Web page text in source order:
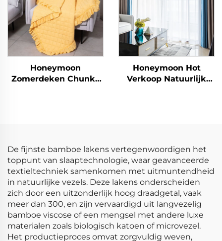
Deken Sets
Honeymoon
Zomerdeken Chunky
Honeymoon Hot
Verkoop Natuurlijk
De fijnste bamboe lakens vertegenwoordigen het
toppunt van slaaptechnologie, waar geavanceerde
textieltechniek samenkomen met uitmuntendheid
in natuurlijke vezels. Deze lakens onderscheiden
zich door een uitzonderlijk hoog draadgetal, vaak
meer dan 300, en zijn vervaardigd uit langvezelig
bamboe viscose of een mengsel met andere luxe
materialen zoals biologisch katoen of microvezel.
Het productieproces omvat zorgvuldig weven,